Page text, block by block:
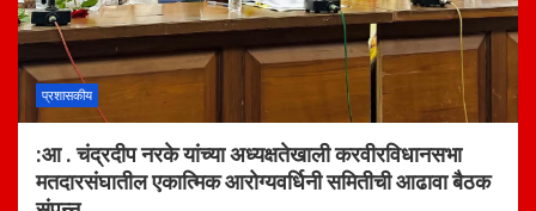
प्रशासकीय
:आ . चंद्रदीप नरके यांच्या अध्यक्षतेखाली करवीरविधानसभा
मतदारसंघातील एकात्मिक आरोग्यवर्धिनी समितीची आढावा बैठक